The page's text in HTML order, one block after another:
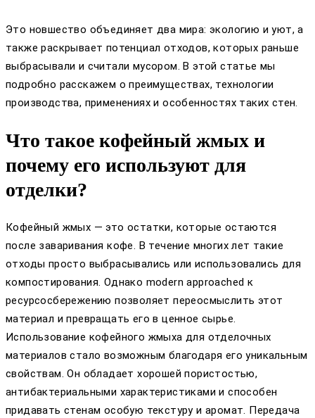
Это новшество объединяет два мира: экологию и уют, а
также раскрывает потенциал отходов, которых раньше
выбрасывали и считали мусором. В этой статье мы
подробно расскажем о преимуществах, технологии
производства, применениях и особенностях таких стен.
Что такое кофейный жмых и
почему его используют для
отделки?
Кофейный жмых — это остатки, которые остаются
после заваривания кофе. В течение многих лет такие
отходы просто выбрасывались или использовались для
компостирования. Однако modern approached к
ресурсосбережению позволяет переосмыслить этот
материал и превращать его в ценное сырье.
Использование кофейного жмыха для отделочных
материалов стало возможным благодаря его уникальным
свойствам. Он обладает хорошей пористостью,
антибактериальными характеристиками и способен
придавать стенам особую текстуру и аромат. Передача